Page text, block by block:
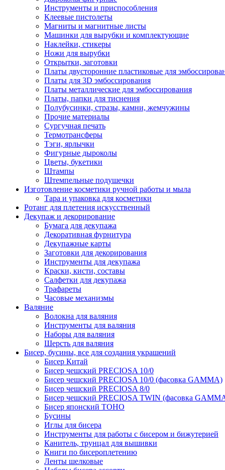
Инструменты и приспособления
Клеевые пистолеты
Магниты и магнитные листы
Машинки для вырубки и комплектующие
Наклейки, стикеры
Ножи для вырубки
Открытки, заготовки
Платы двусторонние пластиковые для
Платы для 3D эмбоссирования
Платы металлические для эмбоссирования
Платы, папки для тиснения
Полубусинки, стразы, камни, жемчужины
Прочие материалы
Сургучная печать
Термотрансферы
Тэги, ярлычки
Фигурные дыроколы
Цветы, букетики
Штампы
Штемпельные подушечки
Изготовление косметики ручной работы и мыла
Тара и упаковка для косметики
Ротанг для плетения искусственный
Декупаж и декорирование
Бумага для декупажа
Декоративная фурнитура
Декупажные карты
Заготовки для декорирования
Инструменты для декупажа
Краски, кисти, составы
Салфетки для декупажа
Трафареты
Часовые механизмы
Валяние
Волокна для валяния
Инструменты для валяния
Наборы для валяния
Шерсть для валяния
Бисер, бусины, все для создания украшений
Бисер Китай
Бисер чешский PRECIOSA 10/0
Бисер чешский PRECIOSA 10/0 (фасовка GAMMA)
Бисер чешский PRECIOSA 8/0
Бисер чешский PRECIOSA TWIN (фасовка
Бисер японский TOHO
Бусины
Иглы для бисера
Инструменты для работы с бисером и бижутерией
Канитель, трунцал для вышивки
Книги по бисероплетению
Ленты шелковые